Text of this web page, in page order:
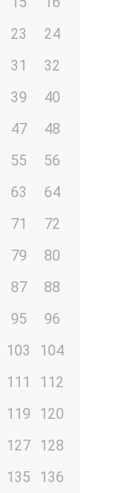
23
24
31
32
39
40
47
48
55
56
63
64
71
72
79
80
87
88
95
96
103
104
111
112
119
120
127 128
135
136